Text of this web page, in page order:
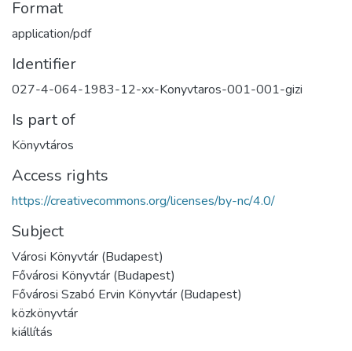
Format
application/pdf
Identifier
027-4-064-1983-12-xx-Konyvtaros-001-001-gizi
Is part of
Könyvtáros
Access rights
https://creativecommons.org/licenses/by-nc/4.0/
Subject
Városi Könyvtár (Budapest)
Fővárosi Könyvtár (Budapest)
Fővárosi Szabó Ervin Könyvtár (Budapest)
közkönyvtár
kiállítás